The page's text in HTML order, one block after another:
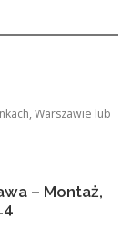
Warszawie lub
– Montaż,